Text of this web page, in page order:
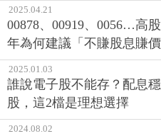
2025.04.21
00878、00919、0056…高
年為何建議「不賺股息賺
2025.01.03
誰說電子股不能存？配息
股，這2檔是理想選擇
2024.08.02